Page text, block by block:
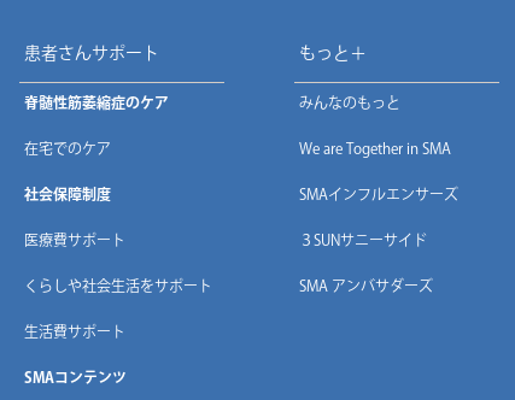
患者さんサポート
脊髄性筋萎縮症のケア
在宅でのケア
社会保障制度
医療費サポート
くらしや社会生活をサポート
生活費サポート
SMAコンテンツ
もっと＋
みんなのもっと
We are Together in SMA
SMAインフルエンサーズ
３SUNサニーサイド
SMA アンバサダーズ